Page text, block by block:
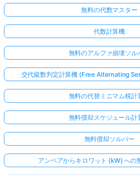
無料の代数マスター
代数計算機
無料のアルファ崩壊ソル
交代級数判定計算機 (Free Alternating
無料の代替ミニマム税計
無料償却スケジュール計
無料償却ソルバー
アンペアからキロワット (kW) への